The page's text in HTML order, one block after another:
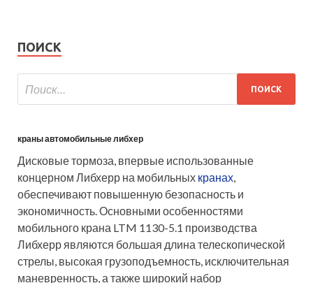
ПОИСК
краны автомобильные либхер
Дисковые тормоза, впервые использованные
концерном Либхерр на мобильных кранах,
обеспечивают повышенную безопасность и
экономичность. Основными особенностями
мобильного крана LTM 1130-5.1 производства
Либхерр являются большая длина телескопической
стрелы, высокая грузоподъемность, исключительная
маневренность, а также широкий набор